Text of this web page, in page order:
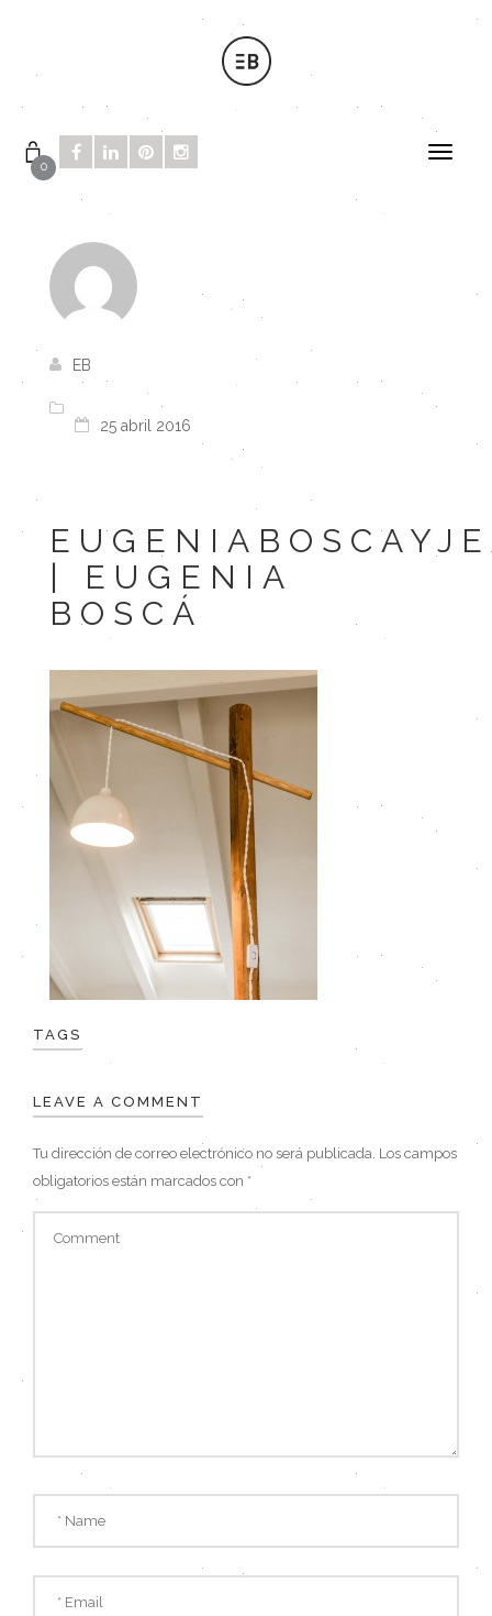
0
EB
25 abril 2016
| EUGENIA
BOSCÁ
TAGS
LEAVE A COMMENT
Tu dirección de correo electrónico no será publicada. Los campos
obligatorios están marcados con *